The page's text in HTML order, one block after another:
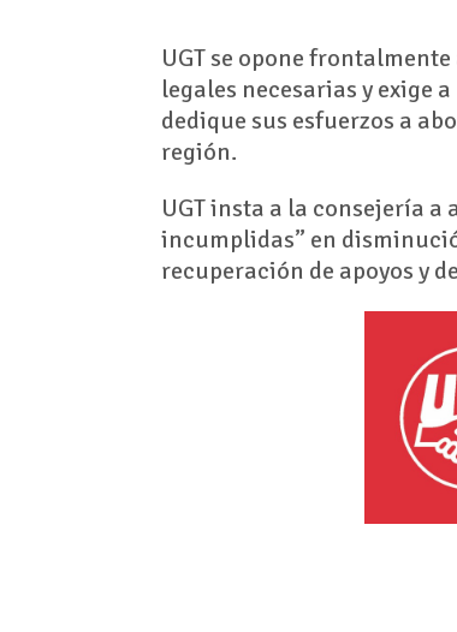
UGT se opone
legales necesarias y exige
dedique sus esfuerzos a
región.
UGT insta a la consejería
incumplidas” en
recuperación de apoyos y